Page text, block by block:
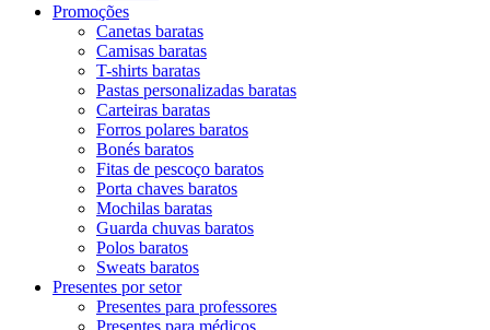
Promoções
Canetas baratas
Camisas baratas
T-shirts baratas
Pastas personalizadas baratas
Carteiras baratas
Forros polares baratos
Bonés baratos
Fitas de pescoço baratos
Porta chaves baratos
Mochilas baratas
Guarda chuvas baratos
Polos baratos
Sweats baratos
Presentes por setor
Presentes para professores
Presentes para médicos